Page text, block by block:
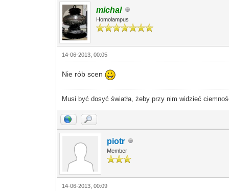
michal
Homolampus
14-06-2013, 00:05
Nie rób scen
Musi być dosyć światła, żeby przy nim widzieć
piotr
Member
14-06-2013, 00:09